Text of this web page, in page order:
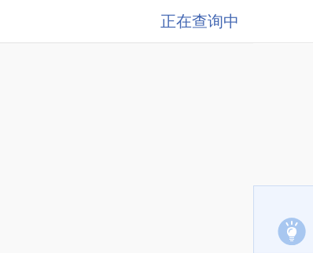
正在查询中